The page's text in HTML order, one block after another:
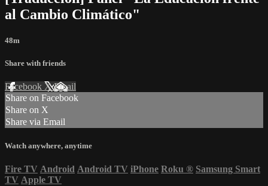
al Cambio Climático"
48m
Share with friends
Facebook XEmail
Share on Facebook
Share on X
Share via Email
Watch anywhere, anytime
Fire TV Android Android TV iPhone Roku ® Samsung Smart
TV Apple TV